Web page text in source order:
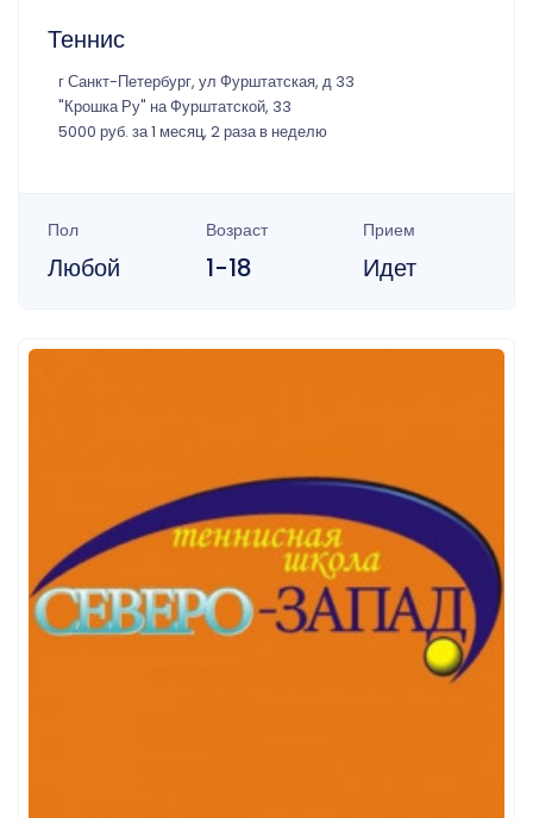
Теннис
г Санкт-Петербург, ул Фурштатская, д 33
"Крошка Ру" на Фурштатской, 33
5000 руб. за 1 месяц, 2 раза в неделю
Пол
Любой
Возраст
1-18
Прием
Идет